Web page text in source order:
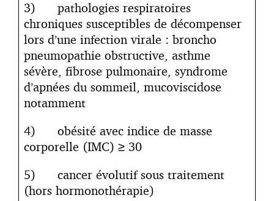
3) pathologies respiratoires
chroniques susceptibles de décompenser
lors d’une infection virale : broncho
pneumopathie obstructive, asthme
sévère, fibrose pulmonaire, syndrome
d’apnées du sommeil, mucoviscidose
notamment
4) obésité avec indice de masse
corporelle (IMC) ≥ 30
5) cancer évolutif sous traitement
(hors hormonothérapie)